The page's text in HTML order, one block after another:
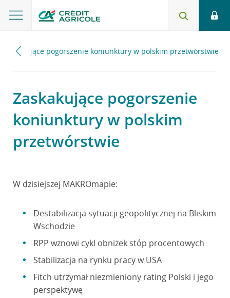
Zaskakujące pogorszenie koniunktury w polskim przetwórstwie
Zaskakujące pogorszenie
koniunktury w polskim
przetwórstwie
W dzisiejszej MAKROmapie:
Destabilizacja sytuacji geopolitycznej na Bliskim
Wschodzie
RPP wznowi cykl obniżek stóp procentowych
Stabilizacja na rynku pracy w USA
Fitch utrzymał niezmieniony rating Polski i jego
perspektywę